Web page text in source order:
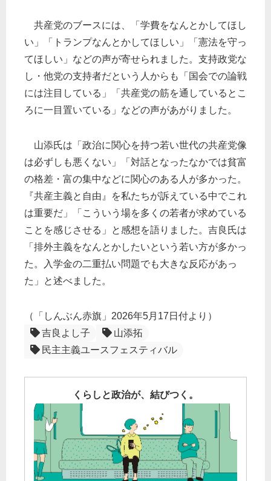
共産党のブースには、「学費をなんとかしてほし
い」「トランプなんとかしてほしい」「憲法を守っ
てほしい」などの声が寄せられました。支持政党な
し・他党の支持者だという人からも「国会での論戦
には注目している」「共産党の筋を通しているとこ
ろに一目置いている」などの声があがりました。
山添氏は「政治に関心を持つ若い世代の共産党像
は必ずしも悪くない」「対話となったなかでは貧富
の格差・富の集中などに関心のある人が多かった。
『共産主義と自由』を私たちが訴えている中でこれ
は重要だ」「こういう場を多くの若者が求めている
ことを感じさせる」と感想を語りました。吉良氏は
「排外主義をなんとかしたいという若い方が多かっ
た。入学金の二重払い問題でも大きな反応があっ
た」と述べました。
（「しんぶん赤旗」2026年5月17日付より）
吉良よし子
山添拓
民主主義ユースフェスティバル
くらしと政治が、結びつく。